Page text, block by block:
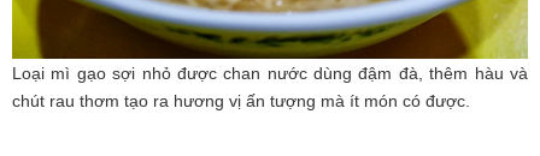
Loại mì gạo sợi nhỏ được chan nước dùng đậm đà, thêm hàu và
chút rau thơm tạo ra hương vị ấn tượng mà ít món có được.